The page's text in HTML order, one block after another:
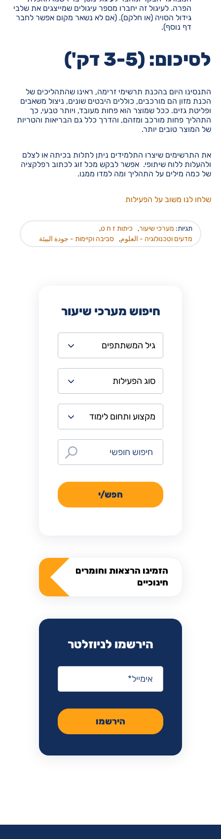
הפרה. לעיגול זה יחברו מספר עיגולים שמייצגים את שלבי
גידול הסויה (או חלקם). (אם לא נשאר מקום אפשר לחבר
דף נוסף).
לסיכום: (3-5 דק')
התנסינו היום בהכנת תרשימי זרימה, ראינו שהתהליכים של
הכנת מזון הם מורכבים, כוללים היבטים שונים, ניצול משאבים
ופליטת גזים. ככל שמוצר הוא פחות מעובד, ויותר טבעי, כך
התהליך פחות מורכב ומזהם, והדרך כלל גם הבריאות והטריות
של המוצר טובים יותר.
את התרשימים שיצרו התלמידים ניתן לתלות בכיתה או לצלם
ולהעלות ללוח שיתופי. אפשר לבקש מכל זוג לכתוב רפלקציה
של כמה מילים על התהליך ומה למדו ממנו.
שלחו לנו משוב על הפעילות
תגיות: מערכי שיעור, כיתות ז ח ט,
מדעים וטכנולוגיה - العلوم, סביבה וקיימות - جودة البيئة
חיפוש מערכי שיעור
חפש/י
הזמינו הרצאות וחומרים
חינוכיים
הירשמו לניוזלטר
אימייל
הירשמו